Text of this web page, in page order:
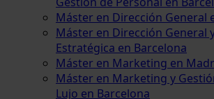
Máster en Dirección General
Máster en Dirección General
Estratégica en Barcelona
Máster en Marketing en
Máster en Marketing y
Lujo en Barcelona